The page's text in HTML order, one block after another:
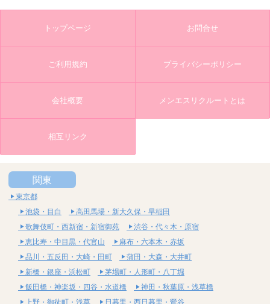
トップページ お問合せ
ご利用規約 プライバシーポリシー
会社概要 メンエスリクルートとは
相互リンク
関東
東京都
池袋・目白
高田馬場・新大久保・早稲田
歌舞伎町・西新宿・新宿御苑
渋谷・代々木・原宿
恵比寿・中目黒・代官山
麻布・六本木・赤坂
品川・五反田・大崎・田町
蒲田・大森・大井町
新橋・銀座・浜松町
茅場町・人形町・八丁堀
飯田橋・神楽坂・四谷・水道橋
神田・秋葉原・浅草橋
上野・御徒町・浅草
日暮里・西日暮里・鶯谷